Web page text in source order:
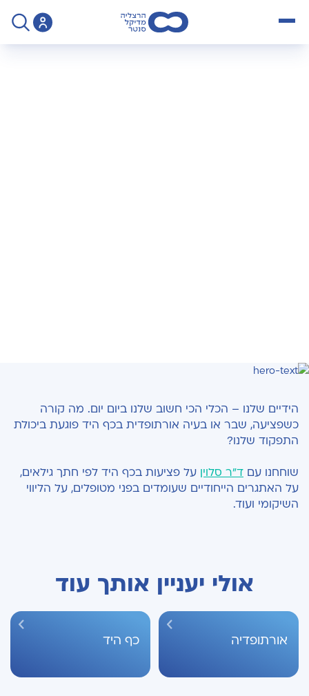
הידיים שלנו – הכלי הכי חשוב שלנו ביום יום. מה קורה
כשפציעה, שבר או בעיה אורתופדית בכף היד פוגעת ביכולת
התפקוד שלנו?
שוחחנו עם ד"ר סלוין על פציעות בכף היד לפי חתך גילאים,
על האתגרים הייחודיים שעומדים בפני מטופלים, על הליווי
השיקומי ועוד.
אולי יעניין אותך עוד
אורתופדיה כף היד